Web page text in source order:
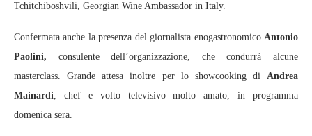
Tchitchiboshvili, Georgian Wine Ambassador in Italy.
Confermata anche la presenza del giornalista enogastronomico Antonio
Paolini, consulente dell’organizzazione, che condurrà alcune
masterclass. Grande attesa inoltre per lo showcooking di Andrea
Mainardi, chef e volto televisivo molto amato, in programma
domenica sera.